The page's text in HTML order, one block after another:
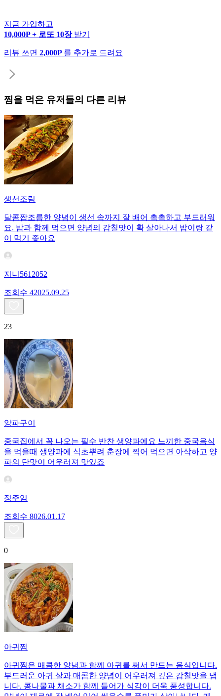
지금 가입하고
10,000P + 로또 10장 받기
리뷰 쓰면 2,000P 를 추가로 드려요
찜을 먹은 유저들의 다른 리뷰
생선조림
달콤짭조름한 양념이 생선 속까지 잘 배어 촉촉하고 부드러워
요. 밥과 함께 먹으면 양념의 감칠맛이 확 살아나서 밥이랑 같
이 먹기 좋아요
지니5612052
조회수 42025.09.25
23
양파구이
중국집에서 꼭 나오는 필수 반찬 생양파에요 느끼한 중국음식
을 먹을때 생양파에 식초뿌려 춘장에 찍어 먹으면 아삭하고 양
파의 단맛이 어우러져 맛있죠
정주임
조회수 8026.01.17
0
아귀찜
아귀찜은 매콤한 양념과 함께 아귀를 쪄서 만드는 음식입니다.
부드러운 아귀 살과 매콤한 양념이 어우러져 깊은 감칠맛을 냅
니다. 콩나물과 채소가 함께 들어가 식감이 더욱 풍성합니다.